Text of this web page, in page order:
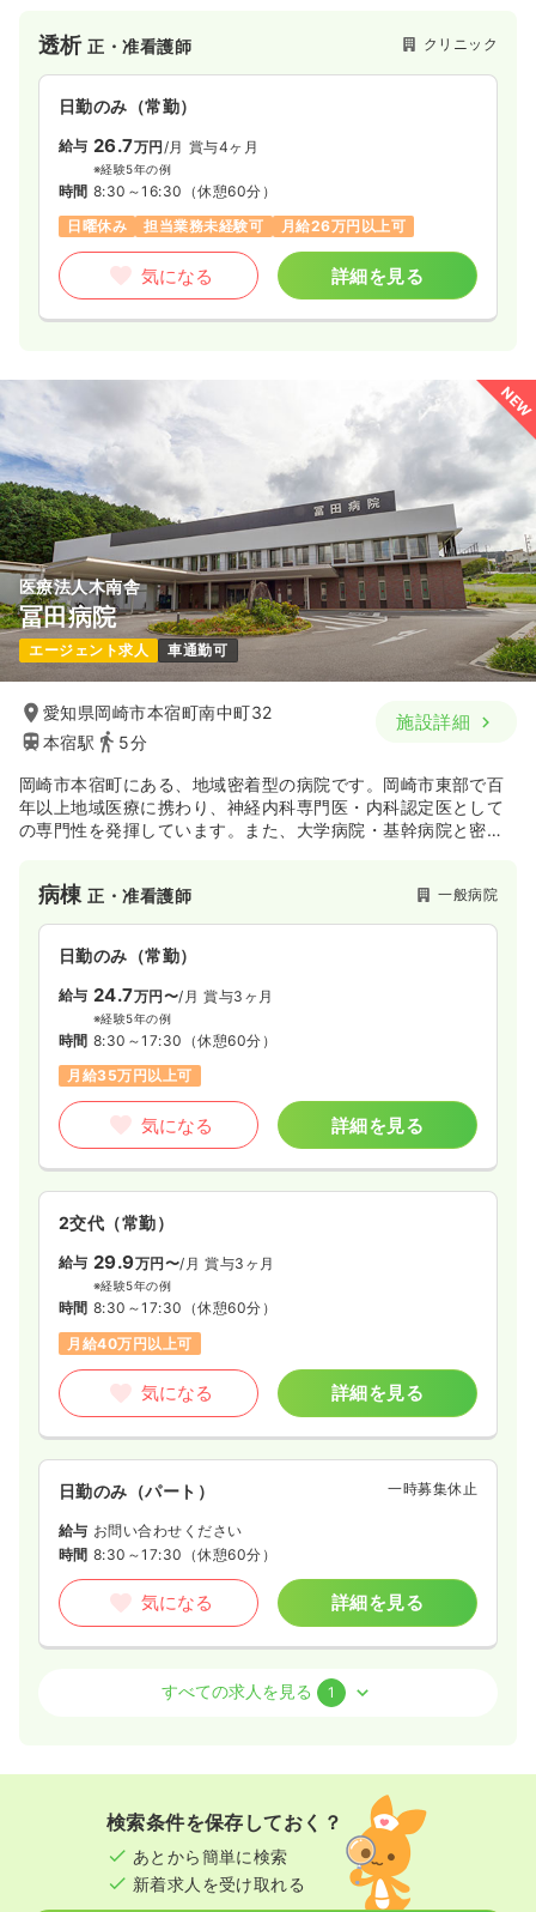
日勤のみ（常勤） 一時募集休止
給与 24.5 万円〜 /月
※一例
8:30～17:30
第二新卒可
月給24万円以上可
気になる 詳細を見る
透析正・准看護師 クリニック
日勤のみ（常勤）
給与 26.7万円 /月 賞与4ヶ月
※経験5年の例
時間 8:30～16:30 （休憩60分）
日曜休み
担当業務未経験可 月給26万円以上可
気になる 詳細を見る
NEW
医療法人木南舎
冨田病院
エージェント求人 車通勤可
愛知県岡崎市本宿町南中町32
本宿駅
5分
施設詳細
岡崎市本宿町にある、地域密着型の病院です。岡崎市東部で百
年以上地域医療に携わり、神経内科専門医・内科認定医として
の専門性を発揮しています。また、大学病院・基幹病院と密接
人間ドック・脳ドックを行うことで、疾病の予防・早期発見か
ら・高度医療による治療・リハビリまで、理想的な環境でみな
さまの健康をサポートさせていただきます。
病棟正・准看護師 一般病院
日勤のみ（常勤）
給与 24.7万円〜/月 賞与3ヶ月
※経験5年の例
時間 8:30～17:30 （休憩60分）
月給35万円以上可
気になる 詳細を見る
2交代（常勤）
給与 29.9万円〜/月 賞与3ヶ月
※経験5年の例
時間 8:30～17:30 （休憩60分）
月給40万円以上可
気になる 詳細を見る
日勤のみ（パート） 一時募集休止
給与 お問い合わせください
時間 8:30～17:30 （休憩60分）
気になる 詳細を見る
正・准看護師
8:30～18:00
（休憩90分）
日祝休み
時給1,500円以上可
気になる 詳細を見る
すべての求人を見る 1
検索条件を保存しておく？
あとから簡単に検索
新着求人を受け取れる